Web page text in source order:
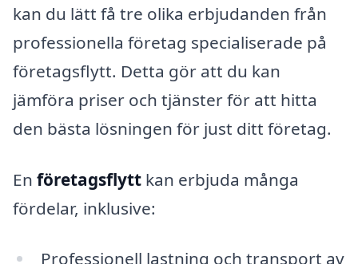
kan du lätt få tre olika erbjudanden från
professionella företag specialiserade på
företagsflytt. Detta gör att du kan
jämföra priser och tjänster för att hitta
den bästa lösningen för just ditt företag.
En företagsflytt kan erbjuda många
fördelar, inklusive:
Professionell lastning och transport av